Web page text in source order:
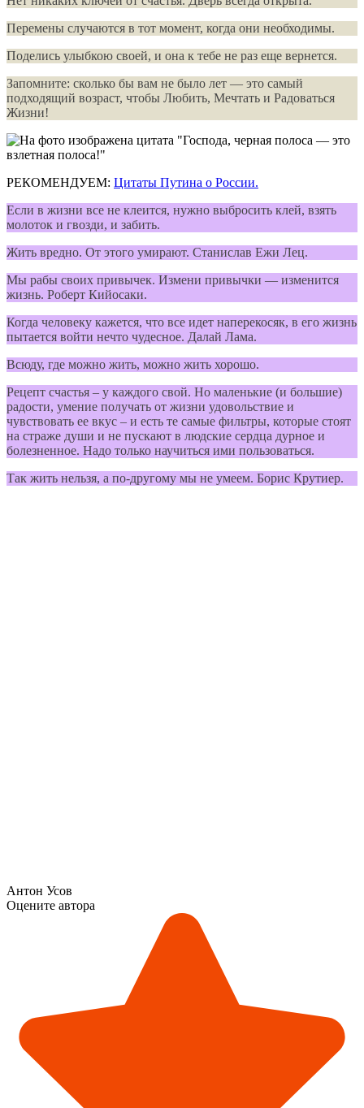
Перемены случаются в тот момент, когда они необходимы.
Поделись улыбкою своей, и она к тебе не раз еще вернется.
Запомните: сколько бы вам не было лет — это самый
подходящий возраст, чтобы Любить, Мечтать и Радоваться
Жизни!
РЕКОМЕНДУЕМ: Цитаты Путина о России.
Если в жизни все не клеится, нужно выбросить клей, взять
молоток и гвозди, и забить.
Жить вредно. От этого умирают. Станислав Ежи Лец.
Мы рабы своих привычек. Измени привычки — изменится
жизнь. Роберт Кийосаки.
Когда человеку кажется, что все идет наперекосяк, в его жизнь
пытается войти нечто чудесное. Далай Лама.
Всюду, где можно жить, можно жить хорошо.
Рецепт счастья – у каждого свой. Но маленькие (и большие)
радости, умение получать от жизни удовольствие и
чувствовать ее вкус – и есть те самые фильтры, которые стоят
на страже души и не пускают в людские сердца дурное и
болезненное. Надо только научиться ими пользоваться.
Так жить нельзя, а по-другому мы не умеем. Борис Крутиер.
Антон Усов
Оцените автора